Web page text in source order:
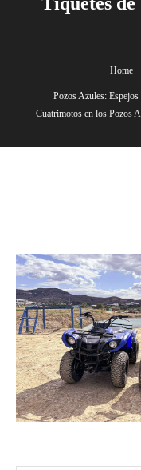
Home
Pozos Azules:
Cuatrimotos en los Pozos